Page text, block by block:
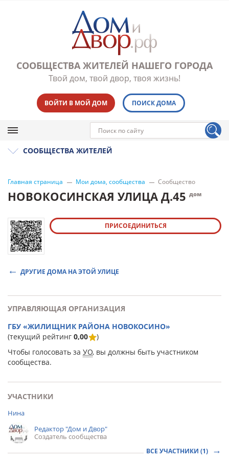
СООБЩЕСТВА ЖИТЕЛЕЙ НАШЕГО ГОРОДА
Твой дом, твой двор, твоя жизнь!
ВОЙТИ В МОЙ ДОМ ПОИСК ДОМА
СООБЩЕСТВА ЖИТЕЛЕЙ
Главная страница Мои дома, сообщества Сообщество
НОВОКОСИНСКАЯ УЛИЦА Д.45 дом
ПРИСОЕДИНИТЬСЯ
ДРУГИЕ ДОМА НА ЭТОЙ УЛИЦЕ
УПРАВЛЯЮЩАЯ ОРГАНИЗАЦИЯ
ГБУ «ЖИЛИЩНИК РАЙОНА НОВОКОСИНО»
(текущий рейтинг 0,00
)
Чтобы голосовать за УО, вы должны быть участником
сообщества.
УЧАСТНИКИ
Нина
Редактор "Дом и Двор"
Создатель сообщества
ВСЕ УЧАСТНИКИ (1)